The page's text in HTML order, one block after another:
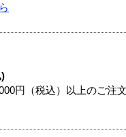
円（税込）以上のご注